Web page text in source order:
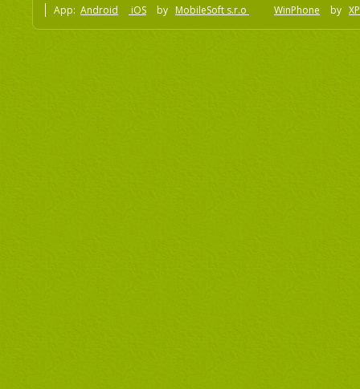
App: Android iOS by MobileSoft s.r.o WinPhone by